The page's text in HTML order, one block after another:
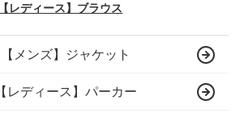
【レディース】ブラウス
【メンズ】ジャケット
【レディース】パーカー